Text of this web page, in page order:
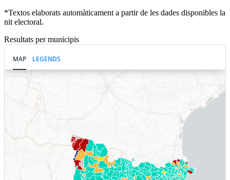
*Textos elaborats automàticament a partir de les dades disponibles la
nit electoral.
Resultats per municipis